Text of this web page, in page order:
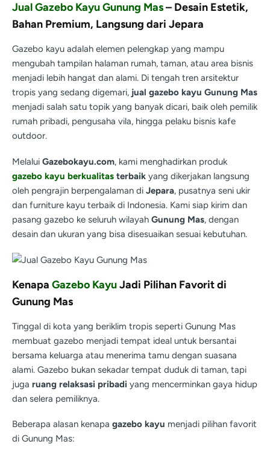
Jual Gazebo Kayu Gunung Mas– Desain Estetik,
Bahan Premium, Langsung dari Jepara
Gazebo kayu adalah elemen pelengkap yang mampu
mengubah tampilan halaman rumah, taman, atau area bisnis
menjadi lebih hangat dan alami. Di tengah tren arsitektur
tropis yang sedang digemari, jual gazebo kayu Gunung Mas
menjadi salah satu topik yang banyak dicari, baik oleh pemilik
rumah pribadi, pengusaha vila, hingga pelaku bisnis kafe
outdoor.
Melalui Gazebokayu.com, kami menghadirkan produk
gazebo kayu berkualitas terbaik yang dikerjakan langsung
oleh pengrajin berpengalaman di Jepara, pusatnya seni ukir
dan furniture kayu terbaik di Indonesia. Kami siap kirim dan
pasang gazebo ke seluruh wilayah Gunung Mas, dengan
desain dan ukuran yang bisa disesuaikan sesuai kebutuhan.
Kenapa Gazebo KayuJadi Pilihan Favorit di
Gunung Mas
Tinggal di kota yang beriklim tropis seperti Gunung Mas
membuat gazebo menjadi tempat ideal untuk bersantai
bersama keluarga atau menerima tamu dengan suasana
alami. Gazebo bukan sekadar tempat duduk di taman, tapi
juga ruang relaksasi pribadi yang mencerminkan gaya hidup
dan selera pemiliknya.
Beberapa alasan kenapa gazebo kayu menjadi pilihan favorit
di Gunung Mas: